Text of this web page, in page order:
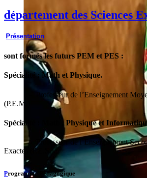
département des Sciences
Présentation
sont formés les futurs PEM et PES :
Spécialité : Math et Physique.
- Professeur de l’Enseignement Moyen
(P.E.M.)
Spécialité : Math , Physique et
- Professeur de l’Enseignement
Exactes (P.E.S.).
Programme Pédagogique